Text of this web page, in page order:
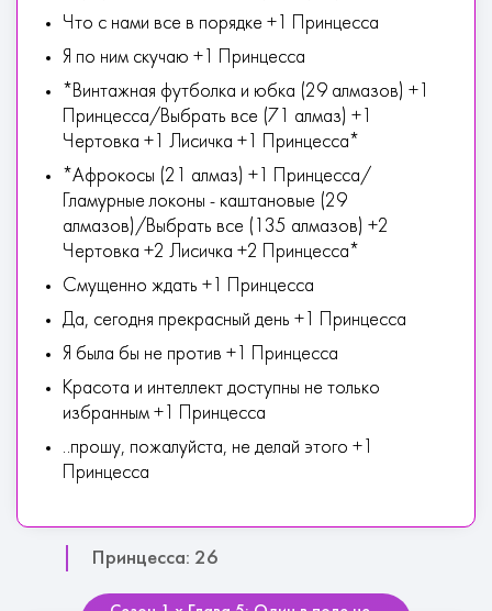
Что с нами все в порядке +1 Принцесса
Я по ним скучаю +1 Принцесса
*Винтажная футболка и юбка (29 алмазов) +1
Принцесса/Выбрать все (71 алмаз) +1
Чертовка +1 Лисичка +1 Принцесса*
*Афрокосы (21 алмаз) +1 Принцесса/
Гламурные локоны - каштановые (29
алмазов)/Выбрать все (135 алмазов) +2
Чертовка +2 Лисичка +2 Принцесса*
Смущенно ждать +1 Принцесса
Да, сегодня прекрасный день +1 Принцесса
Я была бы не против +1 Принцесса
Красота и интеллект доступны не только
избранным +1 Принцесса
..прошу, пожалуйста, не делай этого +1
Принцесса
Принцесса: 26